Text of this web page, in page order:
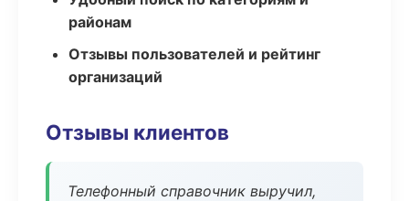
районам
Отзывы пользователей и рейтинг
организаций
Отзывы клиентов
Телефонный справочник выручил,